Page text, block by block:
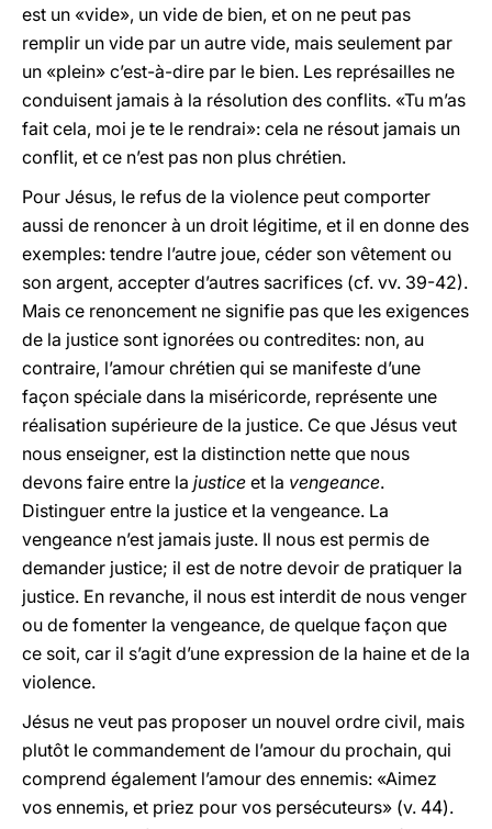
est un «vide», un vide de bien, et on ne peut pas
remplir un vide par un autre vide, mais seulement par
un «plein» c’est-à-dire par le bien. Les représailles ne
conduisent jamais à la résolution des conflits. «Tu m’as
fait cela, moi je te le rendrai»: cela ne résout jamais un
conflit, et ce n’est pas non plus chrétien.
Pour Jésus, le refus de la violence peut comporter
aussi de renoncer à un droit légitime, et il en donne des
exemples: tendre l’autre joue, céder son vêtement ou
son argent, accepter d’autres sacrifices (cf. vv. 39-42).
Mais ce renoncement ne signifie pas que les exigences
de la justice sont ignorées ou contredites: non, au
contraire, l’amour chrétien qui se manifeste d’une
façon spéciale dans la miséricorde, représente une
réalisation supérieure de la justice. Ce que Jésus veut
nous enseigner, est la distinction nette que nous
devons faire entre la justice et la vengeance.
Distinguer entre la justice et la vengeance. La
vengeance n’est jamais juste. Il nous est permis de
demander justice; il est de notre devoir de pratiquer la
justice. En revanche, il nous est interdit de nous venger
ou de fomenter la vengeance, de quelque façon que
ce soit, car il s’agit d’une expression de la haine et de la
violence.
Jésus ne veut pas proposer un nouvel ordre civil, mais
plutôt le commandement de l’amour du prochain, qui
comprend également l’amour des ennemis: «Aimez
vos ennemis, et priez pour vos persécuteurs» (v. 44).